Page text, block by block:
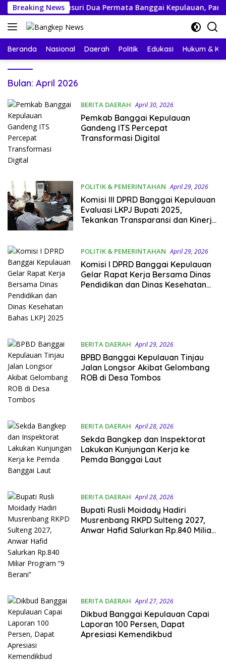
Langsung
ke
konten
Breaking News
Menyusuri Dua Permata Banggai Kepulauan, Pantai Poganda
Beranda Nasional Daerah Politik Edukasi Hukum &
Bulan: April 2026
BERITA DAERAH April 30, 2026
Pemkab Banggai Kepulauan
Gandeng ITS Percepat
Transformasi Digital
POLITIK & PEMERINTAHAN April 29, 2026
Komisi III DPRD Banggai Kepulauan
Evaluasi LKPJ Bupati 2025,
Tekankan Transparansi dan Kinerja
POLITIK & PEMERINTAHAN April 29, 2026
Komisi I DPRD Banggai Kepulauan
Gelar Rapat Kerja Bersama Dinas
Pendidikan dan Dinas Kesehatan
BERITA DAERAH April 29, 2026
BPBD Banggai Kepulauan Tinjau
Jalan Longsor Akibat Gelombang
ROB di Desa Tombos
BERITA DAERAH April 28, 2026
Sekda Bangkep dan Inspektorat
Lakukan Kunjungan Kerja ke
Pemda Banggai Laut
BERITA DAERAH April 28, 2026
Bupati Rusli Moidady Hadiri
Musrenbang RKPD Sulteng 2027,
Anwar Hafid Salurkan Rp.840 Miliar
BERITA DAERAH April 27, 2026
Dikbud Banggai Kepulauan Capai
Laporan 100 Persen, Dapat
Apresiasi Kemendikbud